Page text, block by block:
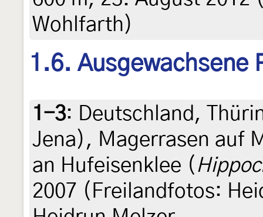
Wohlfarth)
1.6. Ausgewachsene
1-3: Deutschland,
Jena), Magerrasen auf
an Hufeisenklee (
2007 (Freilandfotos: